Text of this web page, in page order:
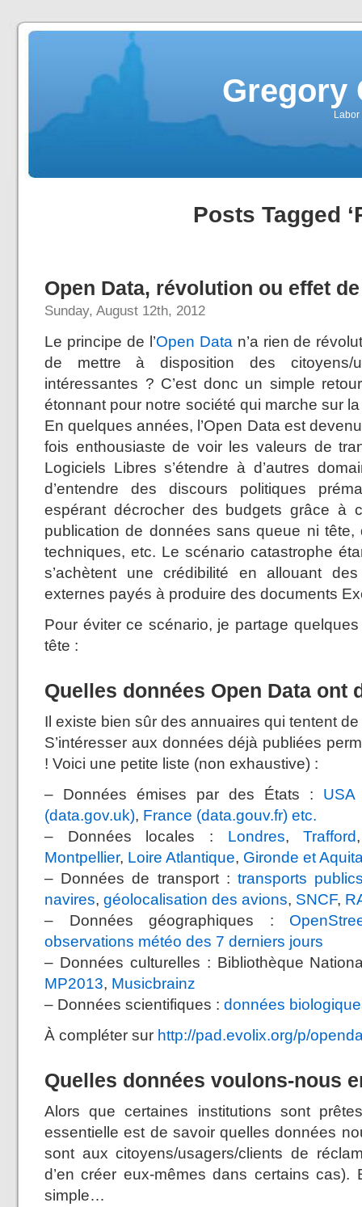
Gregory
Posts Tagged
Open Data, révolution ou effet
Sunday, August 12th, 2012
Le principe de l’Open Data n’a rien de
de mettre à disposition des citoyens/
intéressantes ? C’est donc un simple
étonnant pour notre société qui marche sur
En quelques années, l’Open Data est
fois enthousiaste de voir les valeurs de
Logiciels Libres s’étendre à d’autres
d’entendre des discours politiques
espérant décrocher des budgets grâce à
publication de données sans queue ni tête,
techniques, etc. Le scénario catastrophe
s’achètent une crédibilité en allouant
externes payés à produire des documents
Pour éviter ce scénario, je partage
tête :
Quelles données Open Data ont
Il existe bien sûr des annuaires qui tentent
S’intéresser aux données déjà publiées
! Voici une petite liste (non exhaustive) :
– Données émises par des États : USA
(data.gov.uk), France (data.gouv.fr) etc.
– Données locales : Londres,Trafford
Montpellier, Loire Atlantique, Gironde et
– Données de transport : transports
navires, géolocalisation des avions, SNCF,
– Données géographiques :
observations météo des 7 derniers jours
– Données culturelles : Bibliothèque
MP2013, Musicbrainz
– Données scientifiques : données
À compléter sur http://pad.evolix.org/p/
Quelles données voulons-nous
Alors que certaines institutions sont
essentielle est de savoir quelles données
sont aux citoyens/usagers/clients de
d’en créer eux-mêmes dans certains cas).
simple…